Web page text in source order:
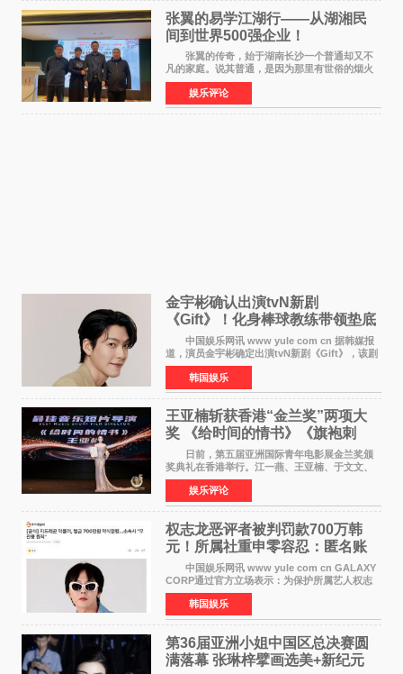
张翼的易学江湖行——从湖湘民
间到世界500强企业！
张翼的传奇，始于湖南长沙一个普通却又不
凡的家庭。说其普通，是因为那里有世俗的烟火
气；说其不凡，是因为家中有一位洞悉天地玄机
的长者——他的爷爷。作为当地的风水师，爷爷
是张翼走进易学
娱乐评论
金宇彬确认出演tvN新剧
《Gift》！化身棒球教练带领垫底
球队逆袭
中国娱乐网讯 www yule com cn 据韩媒报
道，演员金宇彬确定出演tvN新剧《Gift》，该剧
预计将于下半年播出，引发观众高度期待。
本剧改编自同名网络漫画，讲述一位经历意外事
故后获得特殊
韩国娱乐
王亚楠斩获香港“金兰奖”两项大
奖 《给时间的情书》《旗袍刺
客》双双获肯定
日前，第五届亚洲国际青年电影展金兰奖颁
奖典礼在香港举行。江一燕、王亚楠、于文文、
李东学等知名演员出席活动。著名演员、导演王
亚楠凭借音乐故事片《给时间的情书》和院线电
影《旗袍刺客》
娱乐评论
权志龙恶评者被判罚款700万韩
元！所属社重申零容忍：匿名账
号也难逃刑责
中国娱乐网讯 www yule com cn GALAXY
CORP通过官方立场表示：为保护所属艺人权志
龙的名誉和权益，将持续对网络上发生的名誉损
害、散布虚假事实、侮辱、恶意诽谤等行为采取
法律应对措施。
韩国娱乐
第36届亚洲小姐中国区总决赛圆
满落幕 张琳梓擘画选美+新纪元